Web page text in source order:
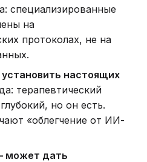
специализированные
на
протоколах, не на
настоящих
терапевтический
но он есть.
«облегчение от ИИ-
может дать